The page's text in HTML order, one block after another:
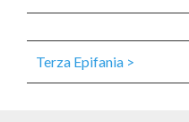
Terza Epifania >